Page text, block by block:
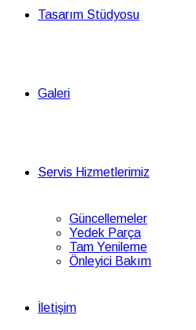
Tasarım Stüdyosu
Galeri
Servis Hizmetlerimiz
Güncellemeler
Yedek Parça
Tam Yenileme
Önleyici Bakım
İletişim